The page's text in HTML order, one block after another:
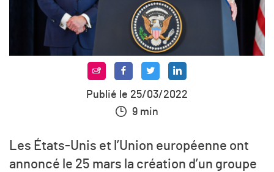
Publié le 25/03/2022
9 min
Les États-Unis et l’Union européenne ont
annoncé le 25 mars la création d’un groupe